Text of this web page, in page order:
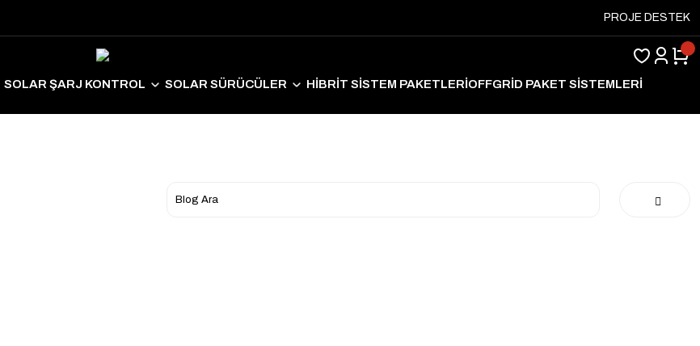
PROJE DESTEK
SOLAR ŞARJ KONTROL SOLAR SÜRÜCÜLER HİBRİT SİSTEM PAKETLERİOFFGRİD PAKET SİSTEMLERİ